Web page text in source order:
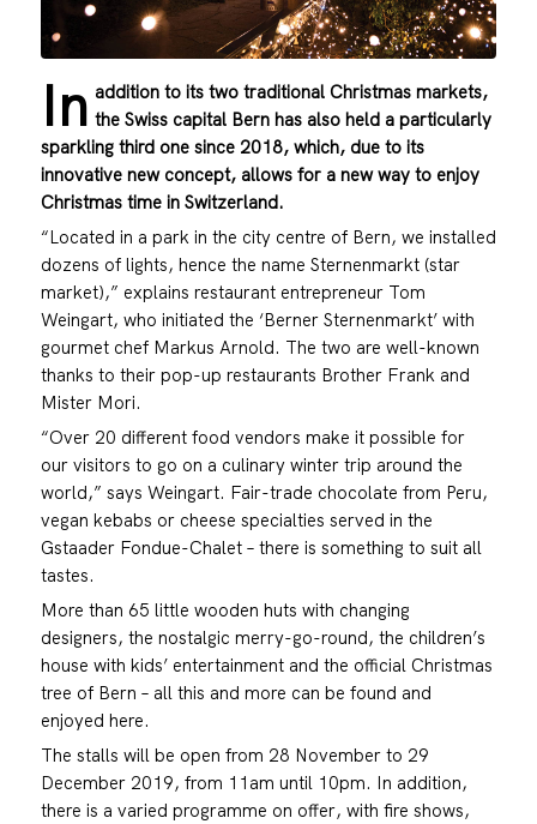
In addition to its two traditional Christmas markets,
the Swiss capital Bern has also held a particularly
sparkling third one since 2018, which, due to its
innovative new concept, allows for a new way to enjoy
Christmas time in Switzerland.
“Located in a park in the city centre of Bern, we installed
dozens of lights, hence the name Sternenmarkt (star
market),” explains restaurant entrepreneur Tom
Weingart, who initiated the ‘Berner Sternenmarkt’ with
gourmet chef Markus Arnold. The two are well-known
thanks to their pop-up restaurants Brother Frank and
Mister Mori.
“Over 20 different food vendors make it possible for
our visitors to go on a culinary winter trip around the
world,” says Weingart. Fair-trade chocolate from Peru,
vegan kebabs or cheese specialties served in the
Gstaader Fondue-Chalet – there is something to suit all
tastes.
More than 65 little wooden huts with changing
designers, the nostalgic merry-go-round, the children’s
house with kids’ entertainment and the official Christmas
tree of Bern – all this and more can be found and
enjoyed here.
The stalls will be open from 28 November to 29
December 2019, from 11am until 10pm. In addition,
there is a varied programme on offer, with fire shows,